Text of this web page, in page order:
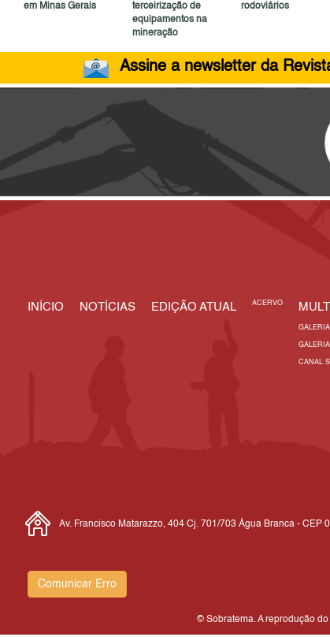
em Minas Gerais
terceirização de
equipamentos na
mineração
rodoviários
Assine a newsletter da
INÍCIO NOTÍCIAS EDIÇÃO ATUAL ACERVO
CANAL
Av. Francisco Matarazzo, 404 Cj. 701/703 Água Branca - CEP
Comunicar Erro
© Sobratema. A reprodução